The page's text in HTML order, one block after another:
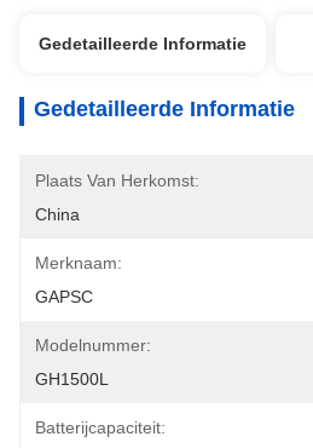
Gedetailleerde Informatie
Gedetailleerde Informatie
Plaats Van Herkomst:
China
Merknaam:
GAPSC
Modelnummer:
GH1500L
Batterijcapaciteit: